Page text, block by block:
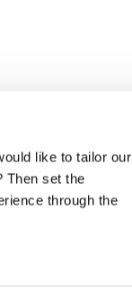
like to tailor our
Then set the
through the